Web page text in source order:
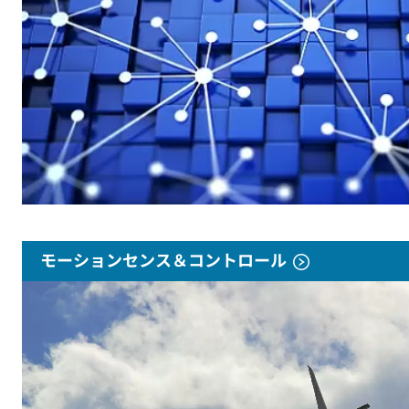
モーションセンス＆コントロール